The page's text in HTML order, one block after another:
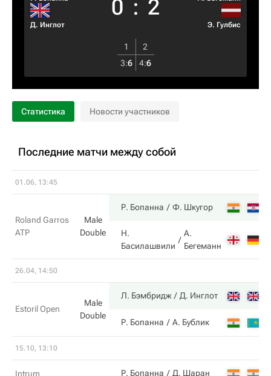
Д. Инглот
0 : 2
Э. Гулбис
1
2
3:6 4:6
Статистика Новости участников
Последние матчи между собой
01.06, 13:45
Roland Garros
ATP
Male
Double
Р. Бопанна Ф. Шкугор
Н.
Басилашвили
А.
Бегеманн
26.04, 14:50
Estoril Open
Male
Double
Л. Бэмбридж Д. Инглот
Р. Бопанна А. Бублик
15.10, 13:10
Intrum
Р. Бопанна Д. Шаран